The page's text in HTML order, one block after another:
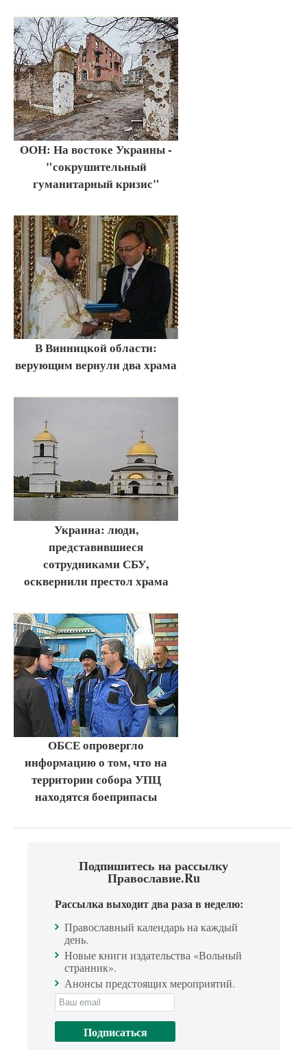
ООН: На востоке Украины -
"сокрушительный
гуманитарный кризис"
В Винницкой области:
верующим вернули два храма
Украина: люди,
представившиеся
сотрудниками СБУ,
осквернили престол храма
ОБСЕ опровергло
информацию о том, что на
территории собора УПЦ
находятся боеприпасы
Подпишитесь на рассылку
Православие.Ru
Рассылка выходит два раза в неделю:
Православный календарь на каждый
день.
Новые книги издательства «Вольный
странник».
Анонсы предстоящих мероприятий.